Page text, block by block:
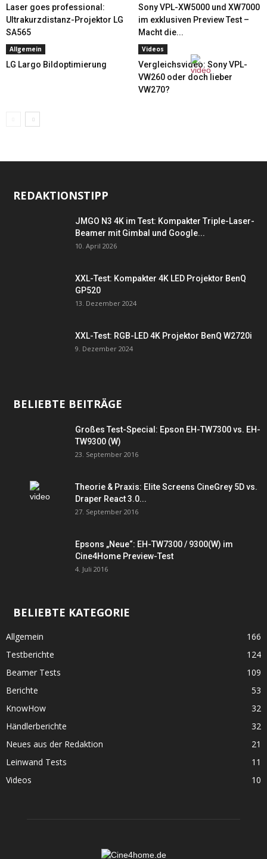
Laser goes professional:
Ultrakurzdistanz-Projektor LG
SA565
Sony VPL-XW5000 und XW7000
im exklusiven Preview Test –
Macht die...
Allgemein
LG Largo Bildoptimierung
Videos
Vergleichsvideo: Sony VPL-
VW260 oder doch lieber
VW270?
REDAKTIONSTIPP
JMGO N3 4K im Test: Kompakter Triple-Laser-
Beamer mit Gimbal und Google...
10. April 2026
XXL-Test: Kompakter 4K LED Projektor BenQ
GP520
13. Dezember 2024
XXL-Test: RGB-LED 4K Projektor BenQ W2720i
9. Dezember 2024
BELIEBTE BEITRÄGE
Großes Test-Special: Epson EH-TW7300 vs. EH-
TW9300 (W)
23. September 2016
Theorie & Praxis: Elite Screens CineGrey 5D vs.
Draper React 3.0...
27. September 2016
Epsons „Neue“: EH-TW7300 / 9300(W) im
Cine4Home Preview-Test
4. Juli 2016
BELIEBTE KATEGORIE
Allgemein
166
Testberichte
124
Beamer Tests
109
Berichte
53
KnowHow
32
Händlerberichte
32
Neues aus der Redaktion
21
Leinwand Tests
11
Videos
10